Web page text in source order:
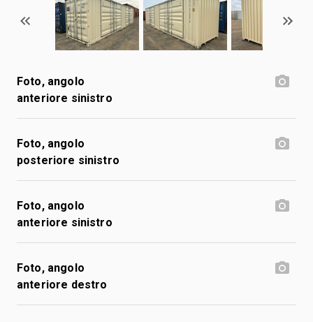
Foto, angolo
anteriore sinistro
Foto, angolo
posteriore sinistro
Foto, angolo
anteriore sinistro
Foto, angolo
anteriore destro